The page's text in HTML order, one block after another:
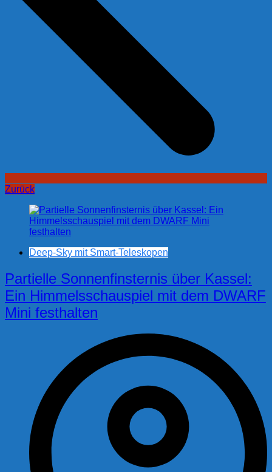
Zurück
Deep-Sky mit Smart-Teleskopen
Partielle Sonnenfinsternis über Kassel:
Ein Himmelsschauspiel mit dem DWARF
Mini festhalten